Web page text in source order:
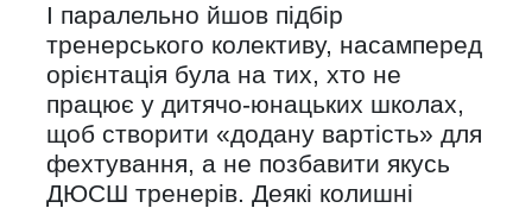
І паралельно йшов підбір
тренерського колективу, насамперед
орієнтація була на тих, хто не
працює у дитячо-юнацьких школах,
щоб створити «додану вартість» для
фехтування, а не позбавити якусь
ДЮСШ тренерів. Деякі колишні